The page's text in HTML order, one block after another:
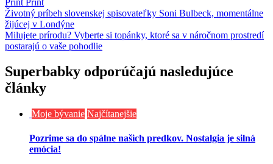
Navigácia
v
článku
Životný príbeh slovenskej spisovateľky Soni Bulbeck, momentálne
žijúcej v Londýne
Milujete prírodu? Vyberte si topánky, ktoré sa v náročnom prostredí
postarajú o vaše pohodlie
Superbabky odporúčajú nasledujúce
články
Moje bývanie Najčítanejšie
Pozrime sa do spálne našich predkov. Nostalgia je silná
emócia!